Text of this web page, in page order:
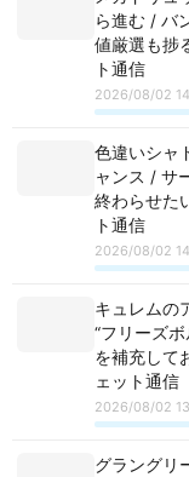
ら進む / バ
値厳選も捗
ト通信
2026/08/02
色違いシャ
ャンス / サ
終わらせた
ト通信
2026/08/02
キュレムの
“フリーズ
を補充して
ェット通信
2026/08/02
グラングリ